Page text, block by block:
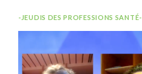
-JEUDIS DES PROFESSIONS SANTÉ-